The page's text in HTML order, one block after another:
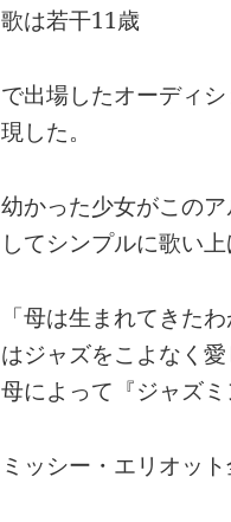
歌は若干11歳
で出場したオーディ
現した。
幼かった少女がこの
してシンプルに歌い
「母は生まれてきた
はジャズをこよなく
母によって『ジャズ
ミッシー・エリオッ